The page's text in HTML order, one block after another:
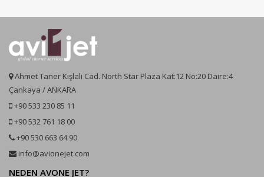
Ahmet Taner Kışlalı Cad. North Star Plaza Kat:12 No:20 Daire:4
Çankaya / ANKARA
+90 533 230 85 11
+90 532 761 18 00
+90 530 663 64 90
info@avionejet.com
NEDEN AVONE JET?